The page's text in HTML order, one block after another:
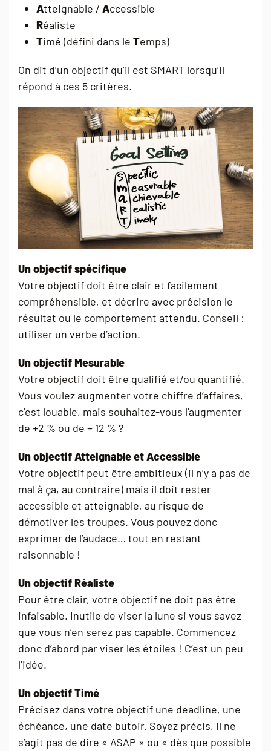
Atteignable / Accessible
Réaliste
Timé (défini dans le Temps)
On dit d’un objectif qu’il est SMART lorsqu’il
répond à ces 5 critères.
Un objectif spécifique
Votre objectif doit être clair et facilement
compréhensible, et décrire avec précision le
résultat ou le comportement attendu. Conseil :
utiliser un verbe d’action.
Un objectif Mesurable
Votre objectif doit être qualifié et/ou quantifié.
Vous voulez augmenter votre chiffre d’affaires,
c’est louable, mais souhaitez-vous l’augmenter
de +2 % ou de + 12 % ?
Un objectif Atteignable et Accessible
Votre objectif peut être ambitieux (il n’y a pas de
mal à ça, au contraire) mais il doit rester
accessible et atteignable, au risque de
démotiver les troupes. Vous pouvez donc
exprimer de l’audace… tout en restant
raisonnable !
Un objectif Réaliste
Pour être clair, votre objectif ne doit pas être
infaisable. Inutile de viser la lune si vous savez
que vous n’en serez pas capable. Commencez
donc d’abord par viser les étoiles ! C’est un peu
l’idée.
Un objectif Timé
Précisez dans votre objectif une deadline, une
échéance, une date butoir. Soyez précis, il ne
s’agit pas de dire « ASAP » ou « dès que possible